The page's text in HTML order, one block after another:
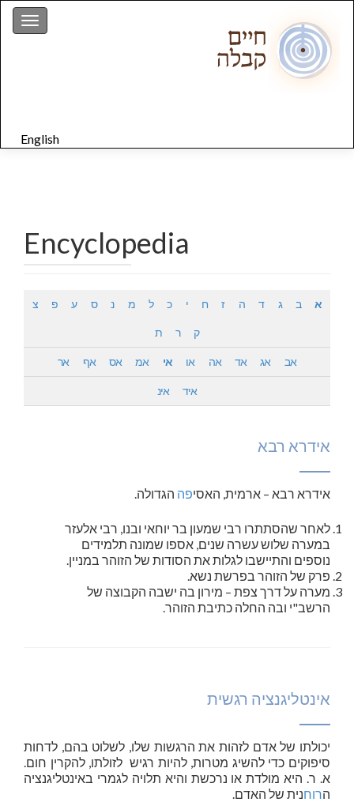
English
Encyclopedia
א ב ג ד ה ז ח י כ ל מ נ ס ע פ צ
ק ר ת
אב אג אד אה או אי אמ אס אף אר
איד אינ
אידרא רבא
אידרא רבא – ארמית, האסיפה הגדולה.
לאחר שהסתתרו רבי שמעון בר יוחאי ובנו, רבי אלעזר
במערה שלוש עשרה שנים, אספו שמונה תלמידים
נוספים והתיישבו לגלות את הסודות של הזוהר במניין.
פרק של הזוהר בפרשת נשא.
מערה על דרך צפת – מירון בה ישבה הקבוצה של
הרשב"י ובה החלה כתיבת הזוהר.
אינטליגנציה רגשית
יכולתו של אדם לזהות את הרגשות שלו, לשלוט בהם, לדחות
סיפוקים כדי להשיג מטרות, להיות רגיש לזולתו, להקרין חום.
א. ר. היא מולדת או נרכשת והיא תלויה לגמרי באינטליגנציה
הרוחנית של האדם.